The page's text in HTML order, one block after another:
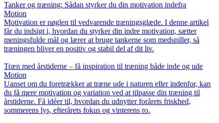
Tanker og træning: Sådan styrker du din motivation indefra
Motion
Motivation er nøglen til vedvarende træningsglæde. I denne artikel
får du indsigt i, hvordan du styrker din indre motivation, sætter
meningsfulde mål og lærer at bruge tankerne som medspiller, så
træningen bliver en positiv og stabil del af dit liv.
Træn med årstiderne – få inspiration til træning både inde og ude
Motion
Uanset om du foretrækker at træne ude i naturen eller indenfor, kan
du få mere motivation og variation ved at tilpasse din træning til
årstiderne. Få idéer til, hvordan du udnytter forårets friskhed,
sommerens lys, efterårets fokus og vinterens ro.